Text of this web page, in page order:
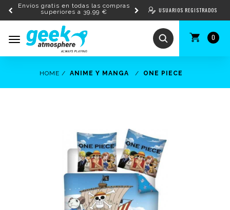
Envíos gratis en todas las compras
superiores a 39,99 €
0
USUARIOS REGISTRADOS
Toggle
HOME ANIME Y MANGA ONE PIECE